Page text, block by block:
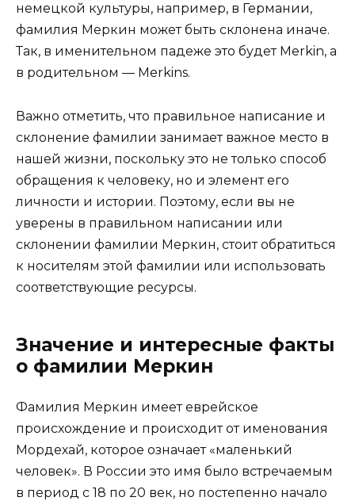
немецкой культуры, например, в Германии,
фамилия Меркин может быть склонена иначе.
Так, в именительном падеже это будет Merkin, а
в родительном — Merkins.
Важно отметить, что правильное написание и
склонение фамилии занимает важное место в
нашей жизни, поскольку это не только способ
обращения к человеку, но и элемент его
личности и истории. Поэтому, если вы не
уверены в правильном написании или
склонении фамилии Меркин, стоит обратиться
к носителям этой фамилии или использовать
соответствующие ресурсы.
Значение и интересные факты
о фамилии Меркин
Фамилия Меркин имеет еврейское
происхождение и происходит от именования
Мордехай, которое означает «маленький
человек». В России это имя было встречаемым
в период с 18 по 20 век, но постепенно начало